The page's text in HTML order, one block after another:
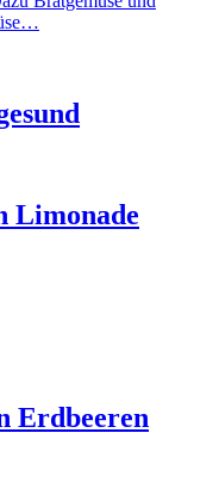
Limonade
Erdbeeren